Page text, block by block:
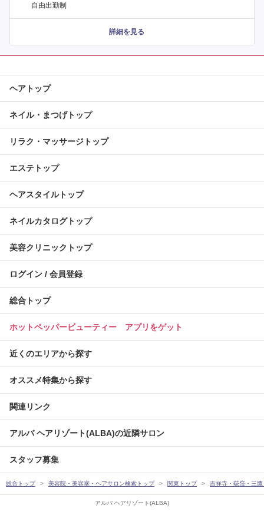
アルバ ヘアリゾート(ALBA)
自由出勤制
詳細を見る
ヘアトップ
ネイル・まつげトップ
リラク・マッサージトップ
エステトップ
ヘアスタイルトップ
ネイルカタログトップ
美容クリニックトップ
ログイン / 会員登録
総合トップ
ホットペッパービューティー アプリをゲット
近くのエリアから探す
オススメ特集から探す
関連リンク
アルバ ヘアリゾート(ALBA)の近隣サロン
スタッフ募集
総合トップ 美容院・美容室・ヘアサロン検索トップ 関東トップ 吉祥寺・荻窪・三